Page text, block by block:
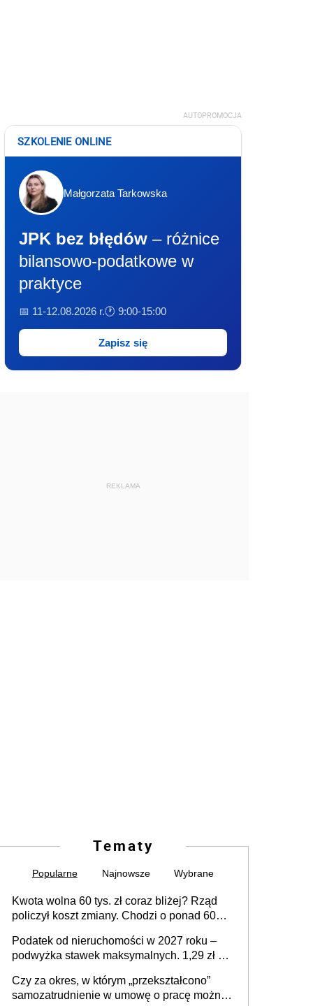
AUTOPROMOCJA
SZKOLENIE ONLINE
Małgorzata Tarkowska
JPK bez błędów – różnice
bilansowo-podatkowe w
praktyce
📅 11-12.08.2026 r.🕐 9:00-15:00
Zapisz się
REKLAMA
Tematy
Popularne Najnowsze Wybrane
Kwota wolna 60 tys. zł coraz bliżej? Rząd
policzył koszt zmiany. Chodzi o ponad 60
Podatek od nieruchomości w 2027 roku –
podwyżka stawek maksymalnych. 1,29 zł za
budynków i lokali związanych z
prowadzeniem działalności gospodarczej
Czy za okres, w którym „przekształcono”
samozatrudnienie w umowę o pracę można